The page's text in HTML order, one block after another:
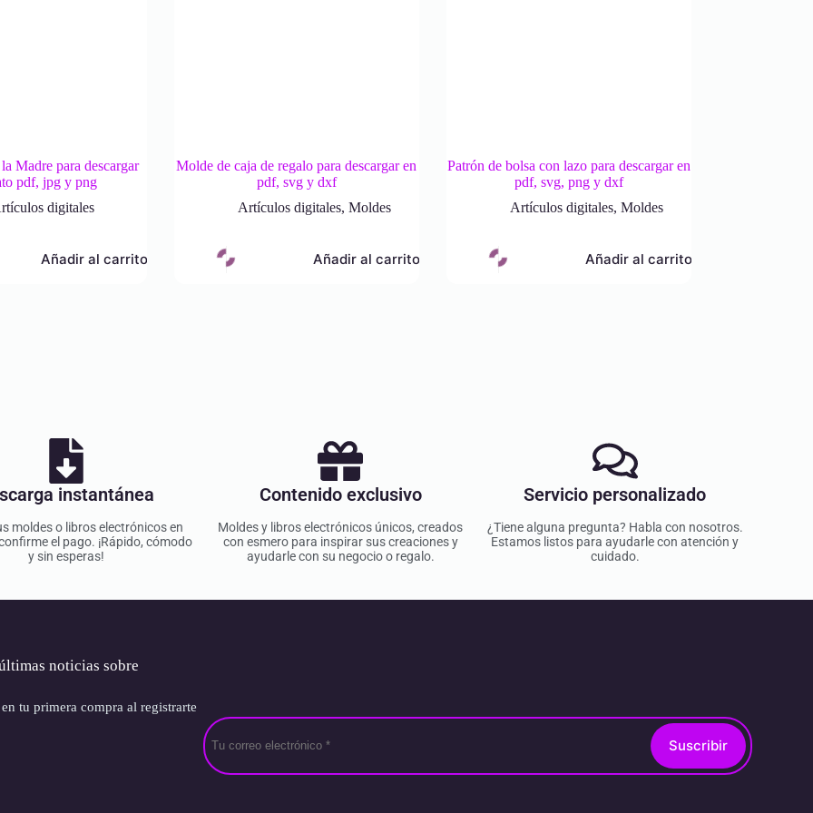
Madre para descargar
pdf, jpg y png
digitales
Añadir al carrito
Molde de caja de regalo para descargar en
pdf, svg y dxf
Artículos digitales,Moldes
Añadir al carrito
Patrón de bolsa con lazo para descargar en
pdf, svg, png y dxf
Artículos digitales,Moldes
Añadir al carrito
instantánea
moldes o libros electrónicos en
el pago. ¡Rápido, cómodo
y sin esperas!
Contenido exclusivo
Moldes y libros electrónicos únicos, creados
con esmero para inspirar sus creaciones y
ayudarle con su negocio o regalo.
Servicio personalizado
¿Tiene alguna pregunta? Habla con nosotros.
Estamos listos para ayudarle con atención y
cuidado.
noticias sobre
tu primera compra al registrarte
Suscribir